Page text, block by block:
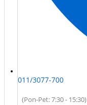
011/3077-700
(Pon-Pet: 7:30 - 15:30)